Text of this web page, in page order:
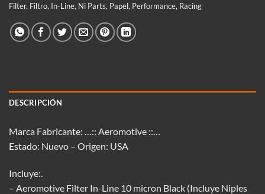
Filter, Filtro, In-Line, Ni Parts, Papel, Performance, Racing
DESCRIPCIÓN
Marca Fabricante: …:: Aeromotive ::…
Estado: Nuevo – Origen: USA
Incluye:.
– Aeromotive Filter In-Line 10 micron Black (Incluye Niples